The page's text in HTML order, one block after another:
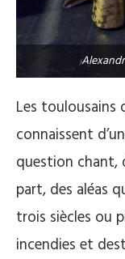
Les toulousains
connaissent
question chant,
part, des aléas
trois siècles ou
incendies et